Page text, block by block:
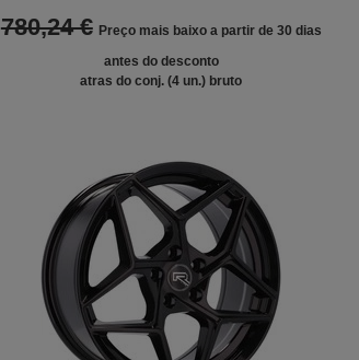
780,24 € Preço mais baixo a partir de 30 dias
antes do desconto
atras do conj. (4 un.) bruto